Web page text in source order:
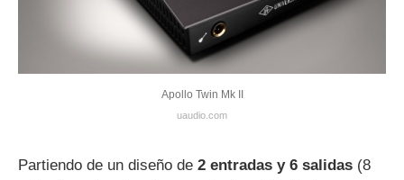
Apollo Twin Mk II
uaudio.com
Partiendo de un diseño de 2 entradas y 6 salidas (8